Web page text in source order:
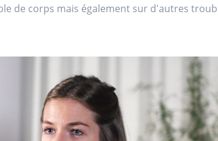
de corps mais également sur d'autres